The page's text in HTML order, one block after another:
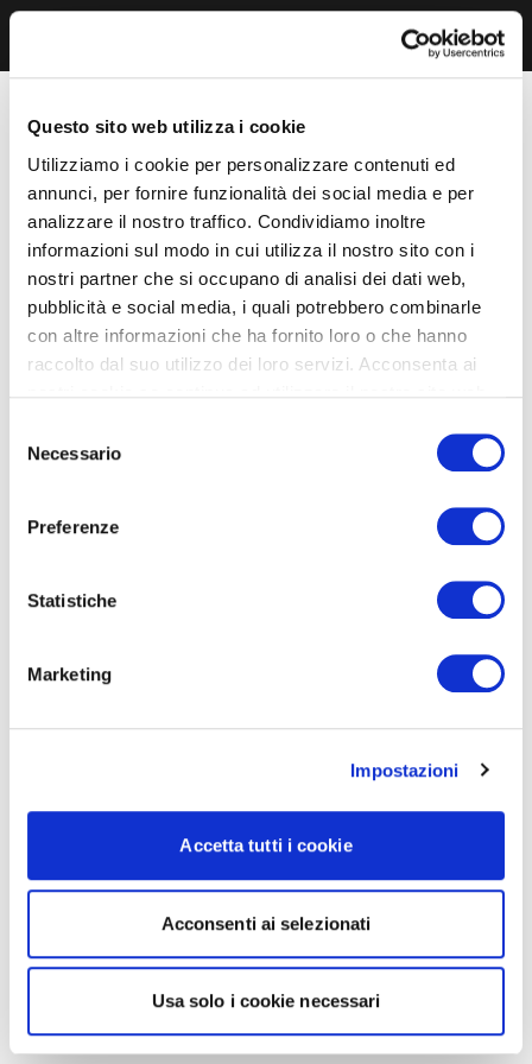
Questo sito web utilizza i cookie
Utilizziamo i cookie per personalizzare contenuti ed
annunci, per fornire funzionalità dei social media e per
analizzare il nostro traffico. Condividiamo inoltre
informazioni sul modo in cui utilizza il nostro sito con i
nostri partner che si occupano di analisi dei dati web,
pubblicità e social media, i quali potrebbero combinarle
con altre informazioni che ha fornito loro o che hanno
raccolto dal suo utilizzo dei loro servizi. Acconsenta ai
delNecessario
Preferenze
Statistiche
Marketing
Impostazioni
Accetta tutti i cookie
Acconsenti ai selezionati
Usa solo i cookie necessari